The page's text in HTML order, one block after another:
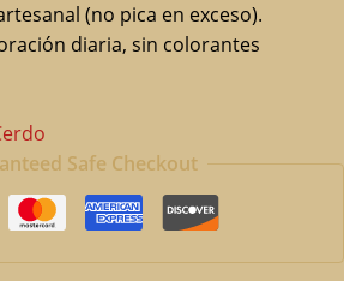
(no pica en exceso).
diaria, sin colorantes
Safe Checkout